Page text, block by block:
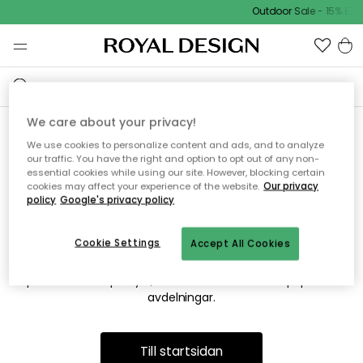
Outdoor Sale - 15%
Vi hittar tyvärr inte sidan du
söker
Detta kan bero på att sidan inte längre finns eller att den har
flyttats. Vi ber om ursäkt för besväret. I menyn ovan kan du
prova att söka på nytt, eller besöka en av våra populära
avdelningar.
Till startsidan
We care about your privacy!
We use cookies to personalize content and ads, and to analyze
our traffic. You have the right and option to opt out of any non-
essential cookies while using our site. However, blocking certain
cookies may affect your experience of the website. Our privacy
policy Google's privacy policy
Accept All Cookies
Cookie Settings